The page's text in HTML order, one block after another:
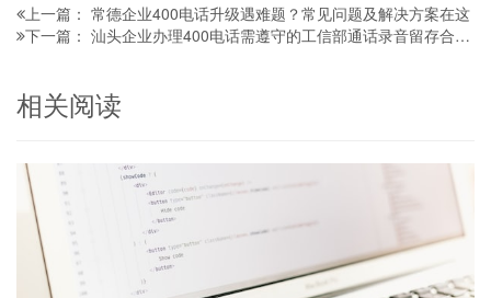
上一篇： 常德企业400电话升级遇难题？常见问题及解决方案在这
下一篇： 汕头企业办理400电话需遵守的工信部通话录音留存合规政策解读
相关阅读